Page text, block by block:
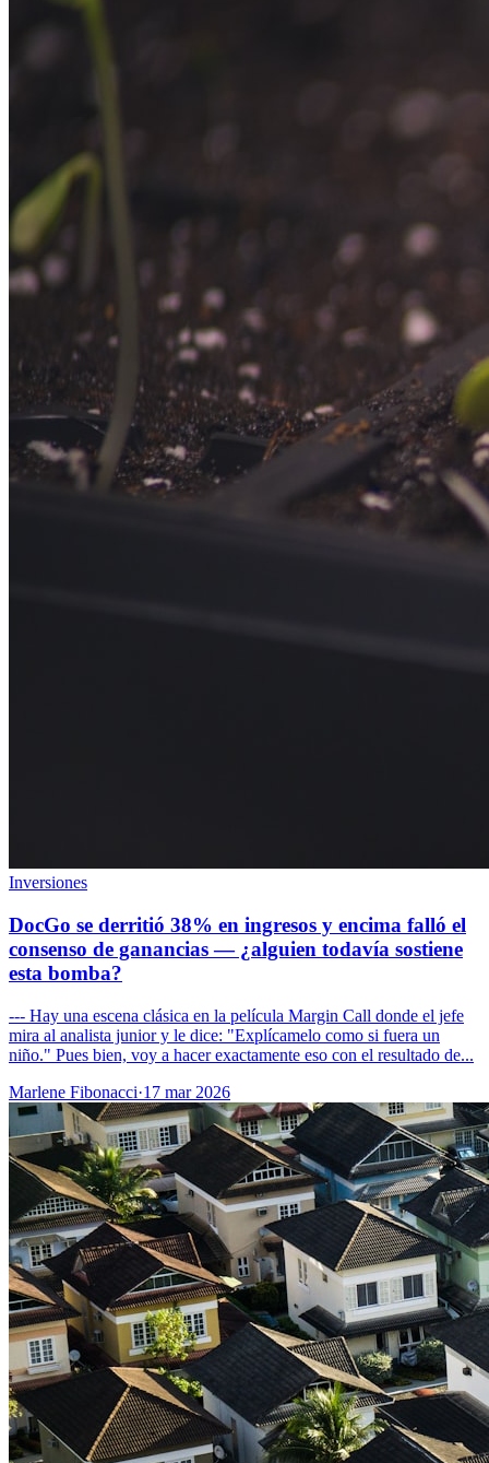
Inversiones
DocGo se derritió 38% en ingresos y encima falló el
consenso de ganancias — ¿alguien todavía sostiene
esta bomba?
--- Hay una escena clásica en la película Margin Call donde el jefe
mira al analista junior y le dice: "Explícamelo como si fuera un
niño." Pues bien, voy a hacer exactamente eso con el resultado de...
Marlene Fibonacci·17 mar 2026